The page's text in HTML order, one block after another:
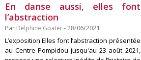
En danse aussi, elles font
l’abstraction
Par Delphine Goater- 28/06/2021
L’exposition Elles font l’abstraction présentée
au Centre Pompidou jusqu'au 23 août 2021,